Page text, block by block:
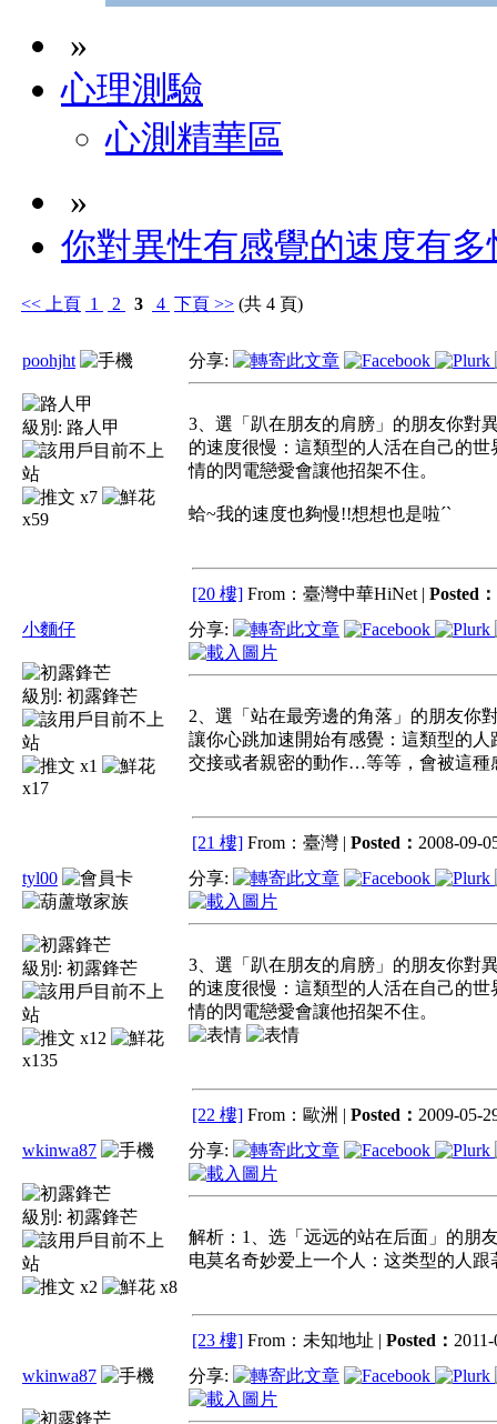
»
心理測驗
心測精華區
»
你對異性有感覺的速度有多
<< 上頁 1 2 3 4 下頁 >> (共 4 頁)
poohjht
級別: 路人甲
x7
x59
分享:
3、選「趴在朋友的肩膀」的朋友你對
的速度很慢：這類型的人活在自己的
情的閃電戀愛會讓他招架不住。
蛤~我的速度也夠慢!!想想也是啦ˊˋ
[20 樓] From：臺灣中華HiNet | Posted：
小麵仔
級別: 初露鋒芒
x1
x17
分享:
2、選「站在最旁邊的角落」的朋友你
讓你心跳加速開始有感覺：這類型的
交接或者親密的動作…等等，會被這種
[21 樓] From：臺灣 | Posted： 2008-09-
tyl00
級別: 初露鋒芒
x12
x135
分享:
3、選「趴在朋友的肩膀」的朋友你對
的速度很慢：這類型的人活在自己的
情的閃電戀愛會讓他招架不住。
[22 樓] From：歐洲 | Posted： 2009-05-
wkinwa87
級別: 初露鋒芒
x2 x8
分享:
解析：1、选「远远的站在后面」的朋
电莫名奇妙爱上一个人：这类型的人
[23 樓] From：未知地址 | Posted：
wkinwa87
分享: